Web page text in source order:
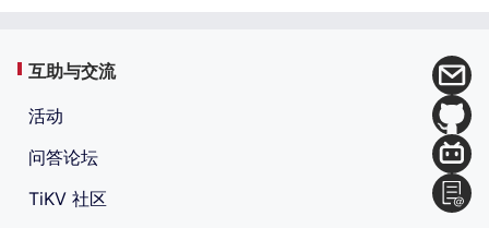
互助与交流
活动
问答论坛
TiKV 社区